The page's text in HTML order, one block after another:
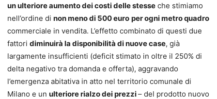
un ulteriore aumento dei costi delle stesse che stimiamo
nell’ordine di non meno di 500 euro per ogni metro quadro
commerciale in vendita. L’effetto combinato di questi due
fattori diminuirà la disponibilità di nuove case, già
largamente insufficienti (deficit stimato in oltre il 250% di
delta negativo tra domanda e offerta), aggravando
l’emergenza abitativa in atto nel territorio comunale di
Milano e un ulteriore rialzo dei prezzi– del prodotto nuovo